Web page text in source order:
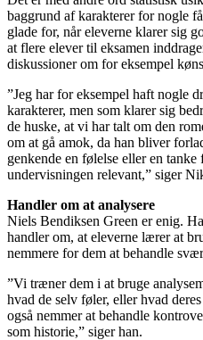
baggrund af karakterer for nogle
glade for, når eleverne klarer sig
at flere elever til eksamen
diskussioner om for eksempel
”Jeg har for eksempel haft nogle
karakterer, men som klarer sig
de huske, at vi har talt om den
om at gå amok, da han bliver
genkende en følelse eller en
undervisningen relevant,” siger
Handler om at analysere
Niels Bendiksen Green er enig.
handler om, at eleverne lærer at
nemmere for dem at behandle
”Vi træner dem i at bruge
hvad de selv føler, eller hvad
også nemmer at behandle
som historie,” siger han.